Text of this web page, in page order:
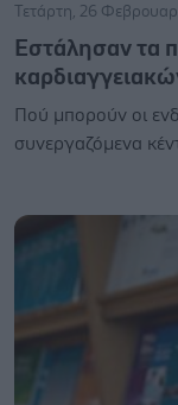
Τετάρτη, 26
Εστάλησαν τα
Πού μπορούν οι
συνεργαζόμενα